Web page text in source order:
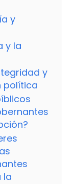
y
y la
y
política
la